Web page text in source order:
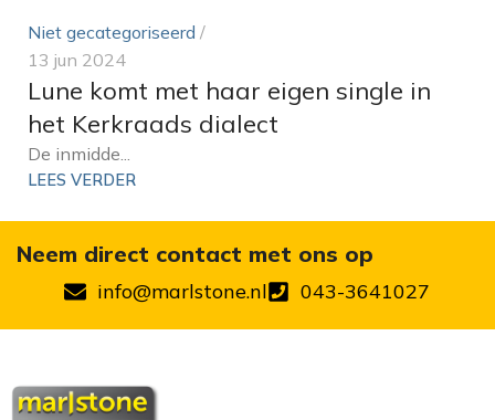
Niet gecategoriseerd
13 jun 2024
Lune komt met haar eigen single in
het Kerkraads dialect
De inmidde...
LEES VERDER
Neem direct contact met ons op
info@marlstone.nl 043-3641027